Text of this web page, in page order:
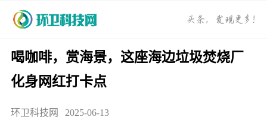
喝咖啡，赏海景，这座海边垃圾焚烧厂
化身网红打卡点
环卫科技网 2025-06-13